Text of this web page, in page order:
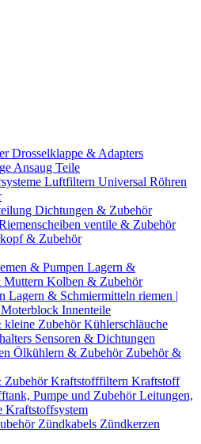
Drosselklappe & Adapters
Ansaug Teile
Luftfiltern Universal Röhren
Dichtungen & Zubehör
ventile & Zubehör
& Zubehör
& Pumpen Lagern &
Muttern Kolben & Zubehör
Lagern & Schmiermitteln riemen |
Innenteile
kleine ZubehörKühlerschläuche
Sensoren & Dichtungen
Ölkühlern & Zubehör Zubehör &
ZubehörKraftstofffiltern Kraftstoff
Pumpe und ZubehörLeitungen,
Kraftstoffsystem
Zündkabels Zündkerzen